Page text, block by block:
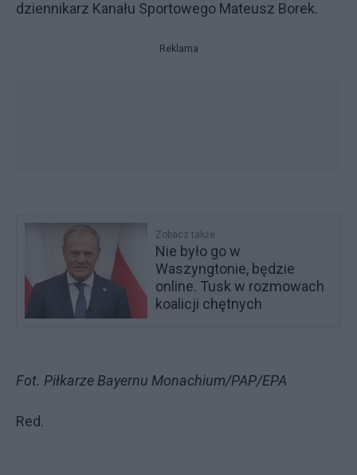
dziennikarz Kanału Sportowego Mateusz Borek.
Reklama
Zobacz także
Nie było go w
Waszyngtonie, będzie
online. Tusk w rozmowach
koalicji chętnych
Fot. Piłkarze Bayernu Monachium/PAP/EPA
Red.